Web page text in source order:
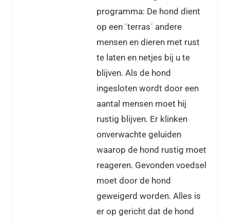
programma: De hond dient
op een ´terras´ andere
mensen en dieren met rust
te laten en netjes bij u te
blijven. Als de hond
ingesloten wordt door een
aantal mensen moet hij
rustig blijven. Er klinken
onverwachte geluiden
waarop de hond rustig moet
reageren. Gevonden voedsel
moet door de hond
geweigerd worden. Alles is
er op gericht dat de hond